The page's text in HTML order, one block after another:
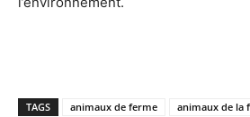
TAGS animaux de ferme
animaux de la